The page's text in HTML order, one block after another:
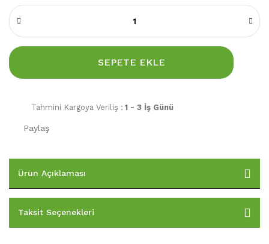
SEPETE EKLE
Tahmini Kargoya Veriliş : 1 - 3 İş Günü
Paylaş
Ürün Açıklaması
Taksit Seçenekleri